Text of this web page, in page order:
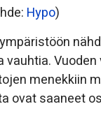
Hypo)
menekkiin
ovat saaneet